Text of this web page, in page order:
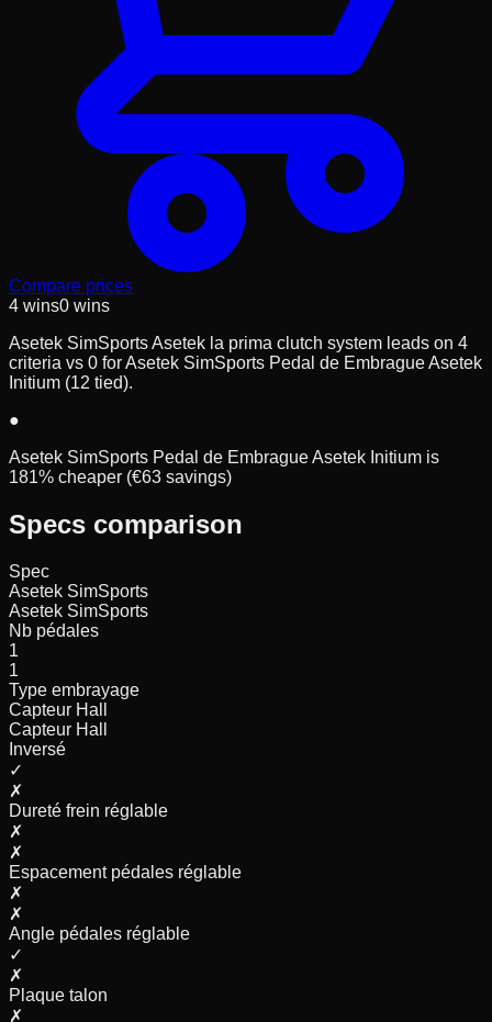
Compare prices
4 wins0 wins
Asetek SimSports Asetek la prima clutch system leads on 4
criteria vs 0 for Asetek SimSports Pedal de Embrague Asetek
Initium (12 tied).
●
Asetek SimSports Pedal de Embrague Asetek Initium is
181% cheaper (€63 savings)
Specs comparison
Spec
Asetek SimSports
Asetek SimSports
Nb pédales
1
1
Type embrayage
Capteur Hall
Capteur Hall
Inversé
✓
✗
Dureté frein réglable
✗
✗
Espacement pédales réglable
✗
✗
Angle pédales réglable
✓
✗
Plaque talon
✗